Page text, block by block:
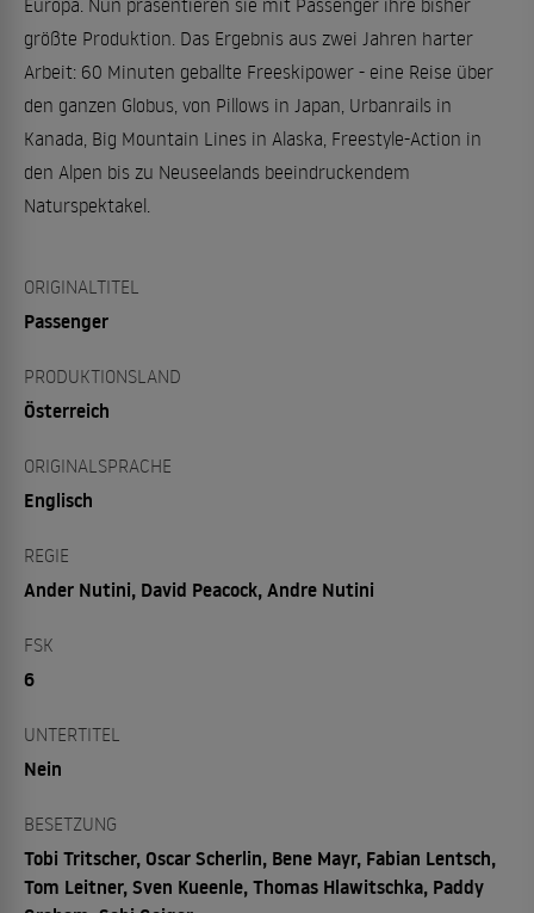
Europa. Nun präsentieren sie mit Passenger ihre bisher
größte Produktion. Das Ergebnis aus zwei Jahren harter
Arbeit: 60 Minuten geballte Freeskipower - eine Reise über
den ganzen Globus, von Pillows in Japan, Urbanrails in
Kanada, Big Mountain Lines in Alaska, Freestyle-Action in
den Alpen bis zu Neuseelands beeindruckendem
Naturspektakel.
ORIGINALTITEL
Passenger
PRODUKTIONSLAND
Österreich
ORIGINALSPRACHE
Englisch
REGIE
Ander Nutini, David Peacock, Andre Nutini
FSK
6
UNTERTITEL
Nein
BESETZUNG
Tobi Tritscher, Oscar Scherlin, Bene Mayr, Fabian Lentsch,
Tom Leitner, Sven Kueenle, Thomas Hlawitschka, Paddy